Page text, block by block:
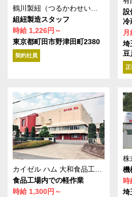
組紐製造スタッフ
時給 1,226円～
東京都町田市野津田町2380
契約社員
設
冷
埼
豆
正
食品工場内での軽作業
時給 1,300円～
株
機
時
埼